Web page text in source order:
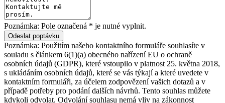
Poznámka: Pole označená * je nutné vyplnit.
Poznámka: Použitím našeho kontaktního formuláře souhlasíte v
souladu s článkem 6(1)(a) obecného nařízení EU o ochraně
osobních údajů (GDPR), které vstoupilo v platnost 25. května 2018,
s ukládáním osobních údajů, které se vás týkají a které uvedete v
kontaktním formuláři, za účelem zodpovězení vašich dotazů a v
případě potřeby pro podání dalších návrhů. Tento souhlas můžete
kdykoli odvolat. Odvolání souhlasu nemá vliv na zákonnost